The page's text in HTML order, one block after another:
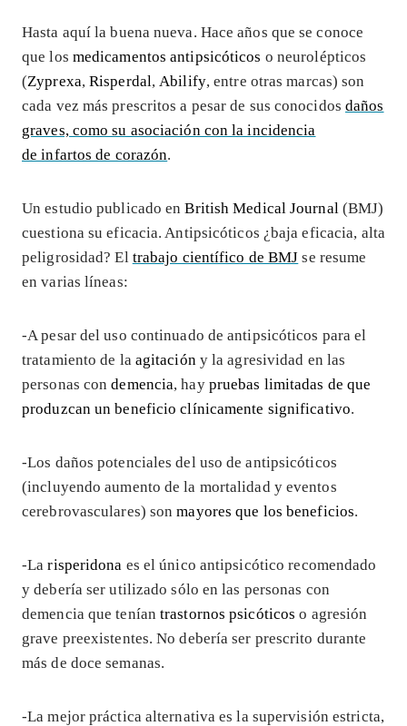
Hasta aquí la buena nueva. Hace años que se conoce
que los medicamentos antipsicóticos o neurolépticos
(Zyprexa,Risperdal,Abilify, entre otras marcas) son
cada vez más prescritos a pesar de sus conocidos daños
graves, como su asociación con la incidencia
de infartos de corazón.
Un estudio publicado enBritish Medical Journal(BMJ)
cuestiona su eficacia. Antipsicóticos ¿baja eficacia, alta
peligrosidad? El trabajo científico de BMJ se resume
en varias líneas:
-A pesar del uso continuado de antipsicóticos para el
tratamiento de la agitacióny la agresividad en las
personas condemencia, hay pruebas limitadas de que
produzcan un beneficio clínicamente significativo.
-Los daños potenciales del uso de antipsicóticos
(incluyendo aumento de la mortalidad y eventos
cerebrovasculares) sonmayores que los beneficios.
-Larisperidona es el único antipsicótico recomendado
y debería ser utilizado sólo en las personas con
demencia que teníantrastornos psicóticos o agresión
grave preexistentes. No debería ser prescrito durante
más de doce semanas.
-La mejor práctica alternativa es la supervisión estricta,